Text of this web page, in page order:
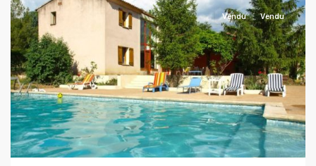
Vendu Vendu